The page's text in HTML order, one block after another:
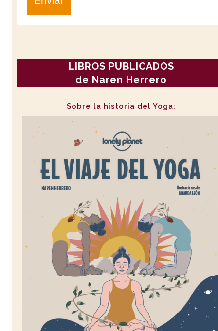
LIBROS PUBLICADOS
de Naren Herrero
Sobre la historia del Yoga: